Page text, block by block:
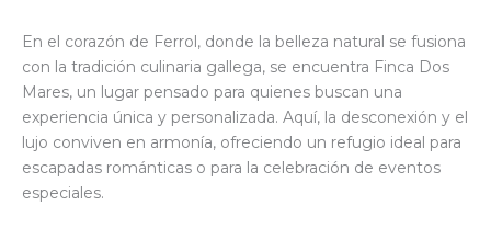
En el corazón de Ferrol, donde la belleza natural se fusiona
con la tradición culinaria gallega, se encuentra Finca Dos
Mares, un lugar pensado para quienes buscan una
experiencia única y personalizada. Aquí, la desconexión y el
lujo conviven en armonía, ofreciendo un refugio ideal para
escapadas románticas o para la celebración de eventos
especiales.